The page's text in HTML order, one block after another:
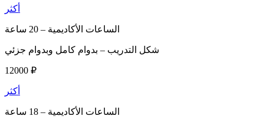
أكثر
الساعات الأكاديمية –
شكل التدريب – بدوام كامل وبدوام جزئي
12000 ₽
أكثر
الساعات الأكاديمية –